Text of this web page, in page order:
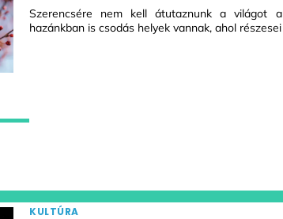
Szerencsére nem kell átutaznunk a világot
hazánkban is csodás helyek vannak, ahol
KULTÚRA